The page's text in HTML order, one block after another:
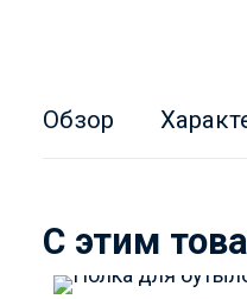
Обзор
C этим